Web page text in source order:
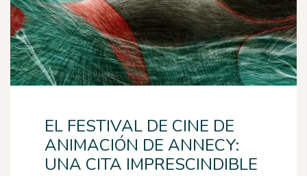
EL FESTIVAL DE CINE DE
ANIMACIÓN DE ANNECY:
UNA CITA IMPRESCINDIBLE